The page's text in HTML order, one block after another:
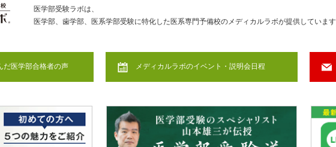
医学部受験ラボは、
医学部、歯学部、医系学部受験に特化した医系専門予備校のメディカルラボが提供していま
だ医学部合格者の声 メディカルラボのイベント・説明会日程